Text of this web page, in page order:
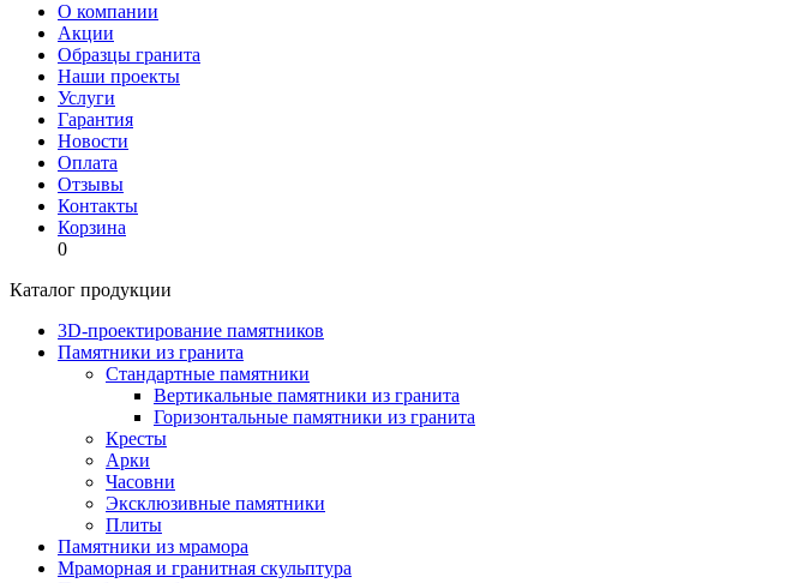
О компании
Акции
Образцы гранита
Наши проекты
Услуги
Гарантия
Новости
Оплата
Отзывы
Контакты
Корзина
0
Каталог продукции
3D-проектирование памятников
Памятники из гранита
Стандартные памятники
Вертикальные памятники из гранита
Горизонтальные памятники из гранита
Кресты
Арки
Часовни
Эксклюзивные памятники
Плиты
Памятники из мрамора
Мраморная и гранитная скульптура